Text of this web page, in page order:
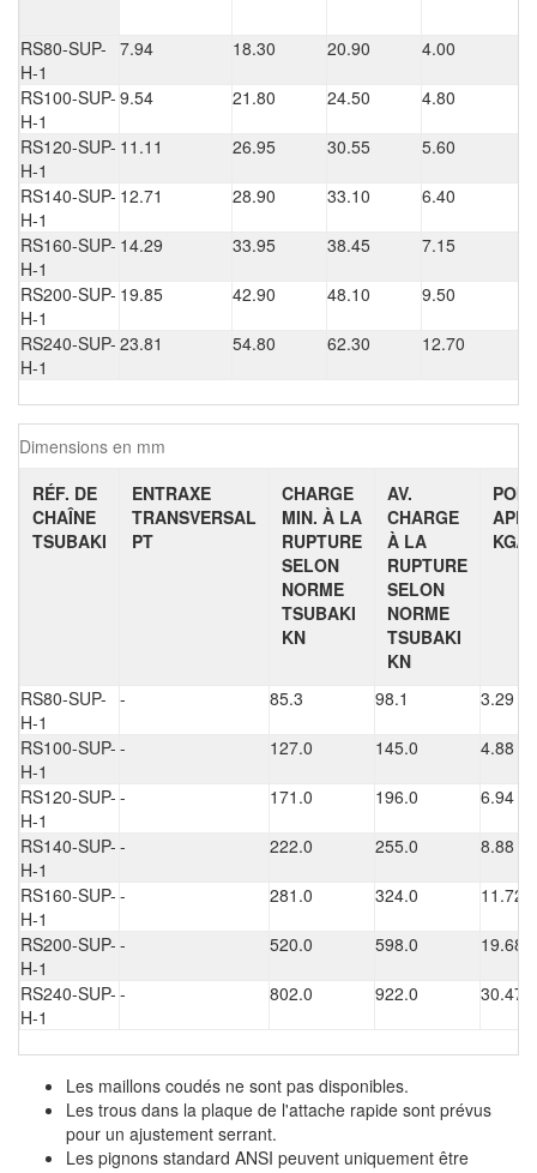
RS80-SUP-
H-1
7.94 18.30 20.90 4.00
RS100-SUP-
H-1
9.54 21.80 24.50 4.80
RS120-SUP-
H-1
11.11 26.95 30.55 5.60
RS140-SUP-
H-1
12.71 28.90 33.10 6.40
RS160-SUP-
H-1
14.29 33.95 38.45 7.15
RS200-SUP-
H-1
19.85 42.90 48.10 9.50
RS240-SUP-
H-1
23.81 54.80 62.30 12.70
Dimensions en mm
RÉF. DE
CHAÎNE
TSUBAKI
ENTRAXE
TRANSVERSAL
PT
CHARGE
MIN. À LA
RUPTURE
SELON
NORME
TSUBAKI
KN
AV.
CHARGE
À LA
RUPTURE
SELON
NORME
TSUBAKI
KN
KG/M
RS80-SUP-
H-1
- 85.3 98.1 3.29
RS100-SUP-
H-1
- 127.0 145.0 4.88
RS120-SUP-
H-1
- 171.0 196.0 6.94
RS140-SUP-
H-1
- 222.0 255.0 8.88
RS160-SUP-
H-1
- 281.0 324.0 11.72
RS200-SUP-
H-1
- 520.0 598.0 19.68
RS240-SUP-
H-1
- 802.0 922.0 30.47
Les maillons coudés ne sont pas disponibles.
Les trous dans la plaque de l'attache rapide sont prévus
pour un ajustement serrant.
Les pignons standard ANSI peuvent uniquement être